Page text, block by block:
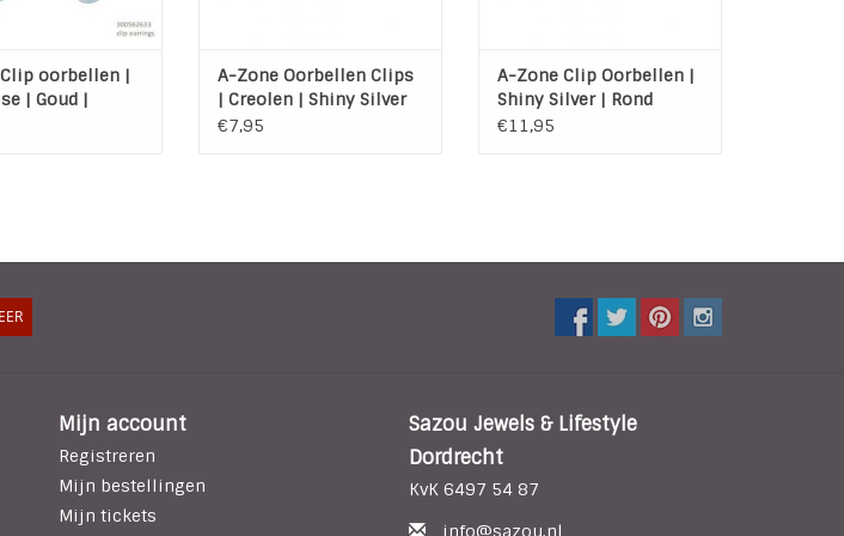
Clip oorbellen |
| Goud |
A-Zone Oorbellen Clips
| Creolen | Shiny Silver
€7,95
A-Zone Clip Oorbellen |
Shiny Silver | Rond
€11,95
Mijn account
Registreren
Mijn bestellingen
Mijn tickets
Sazou Jewels & Lifestyle
Dordrecht
KvK 6497 54 87
info@sazou.nl